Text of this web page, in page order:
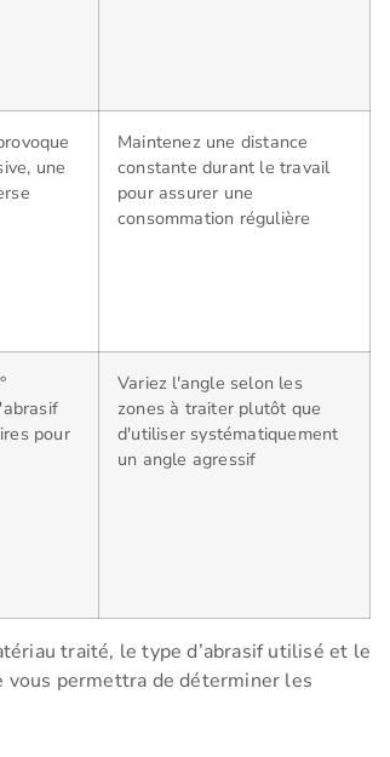
une
Maintenez une distance
constante durant le travail
pour assurer une
consommation régulière
pour
Variez l'angle selon les
zones à traiter plutôt que
d'utiliser systématiquement
un angle agressif
traité, le type d’abrasif utilisé et le
vous permettra de déterminer les